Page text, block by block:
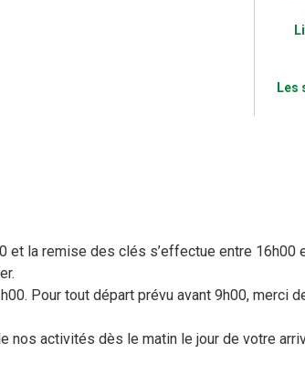
Les
et la remise des clés s’effectue entre 16h00
Pour tout départ prévu avant 9h00, merci
nos activités dès le matin le jour de votre